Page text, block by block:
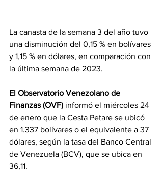
La canasta de la semana 3 del año tuvo
una disminución del 0,15 % en bolívares
y 1,15 % en dólares, en comparación con
la última semana de 2023.
El Observatorio Venezolano de
Finanzas (OVF) informó el miércoles 24
de enero que la Cesta Petare se ubicó
en 1.337 bolívares o el equivalente a 37
dólares, según la tasa del Banco Central
de Venezuela (BCV), que se ubica en
36,11.